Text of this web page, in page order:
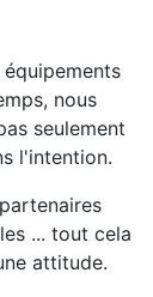
nous
seulement
l'intention.
... tout cela
attitude.